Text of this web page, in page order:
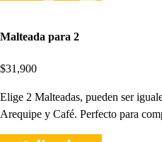
Malteada para 2
$31,900
Elige 2 Malteadas, pueden ser
Arequipe y Café. Perfecto para